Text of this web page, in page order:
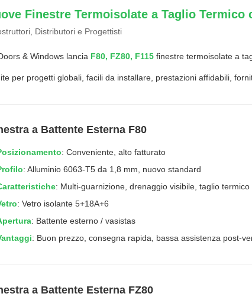
Finestre Termoisolate a Taglio Termico
Distributori e Progettisti
& Windows lancia F80, FZ80, F115 finestre termoisolate a
per progetti globali, facili da installare, prestazioni affidabili,
a Battente Esterna F80
: Conveniente, alto fatturato
: Alluminio 6063-T5 da 1,8 mm, nuovo standard
: Multi-guarnizione, drenaggio visibile, taglio
: Vetro isolante 5+18A+6
: Battente esterno / vasistas
: Buon prezzo, consegna rapida, bassa assistenza post-
a Battente Esterna FZ80